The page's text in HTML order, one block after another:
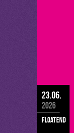
23.06.
2026
floatend